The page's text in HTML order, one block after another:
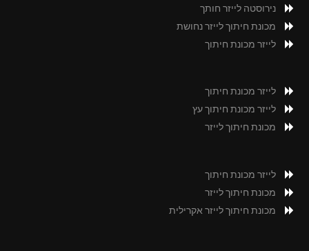
נירוסטה לייזר חותך
מכונת חיתוך לייזר נחושת
לייזר מכונת חיתוך
לייזר מכונת חיתוך
לייזר מכונת חיתוך עץ
מכונת חיתוך לייזר
לייזר מכונת חיתוך
מכונת חיתוך לייזר
מכונת חיתוך לייזר אקרילית